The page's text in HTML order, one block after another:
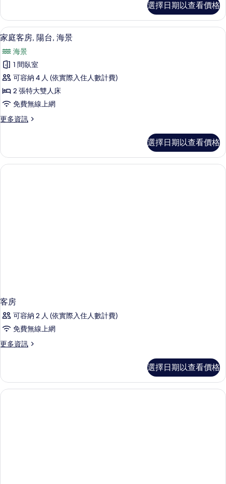
浴
缸,
海
景
的
所
有
相
片
開
放
式
客
房,
浴
缸,
海
景
的
詳
情
選擇日期以查看價格
顯
示
家
庭
客
房,
台,
景
的
家庭客房, 陽台, 海景 | 低過敏寢具、
15
家庭客房, 陽台, 海景
海景
1 間臥室
可容納 4 人 (依實際入住人數計費)
2 張特大雙人床
免費無線上網
更多資訊
更
客
房,
陽
選擇日期以查看價格
客房
可容納 2 人 (依實際入住人數計費)
免費無線上網
更多資訊
更
的
詳
情
選擇日期以查看價格